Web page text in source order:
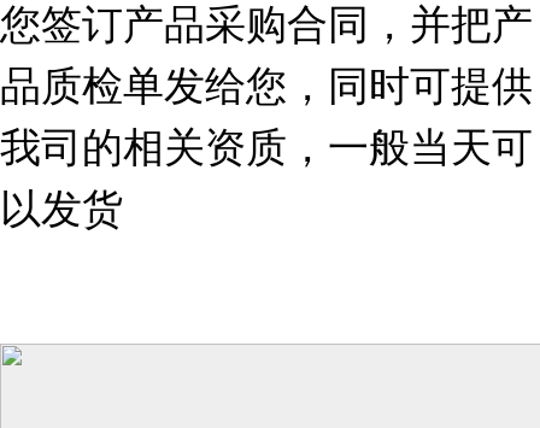
您签订产品采购合同，并把产
品质检单发给您，同时可提供
我司的相关资质，一般当天可
以发货